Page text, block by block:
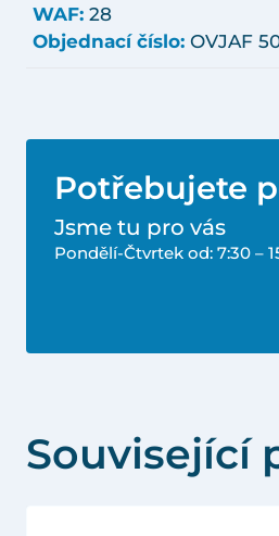
WAF: 28
Objednací číslo: OVJAF
Potřebujete
Jsme tu pro vás
Pondělí-Čtvrtek od: 7:30 –
Související